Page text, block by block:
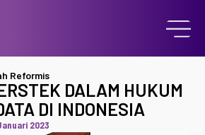
Reformis
DALAM HUKUM
DI INDONESIA
2023